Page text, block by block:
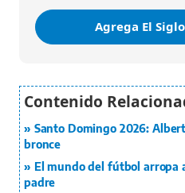
Agrega El
Santo Domingo 2026:
bronce
El mundo del fútbol arropa
padre